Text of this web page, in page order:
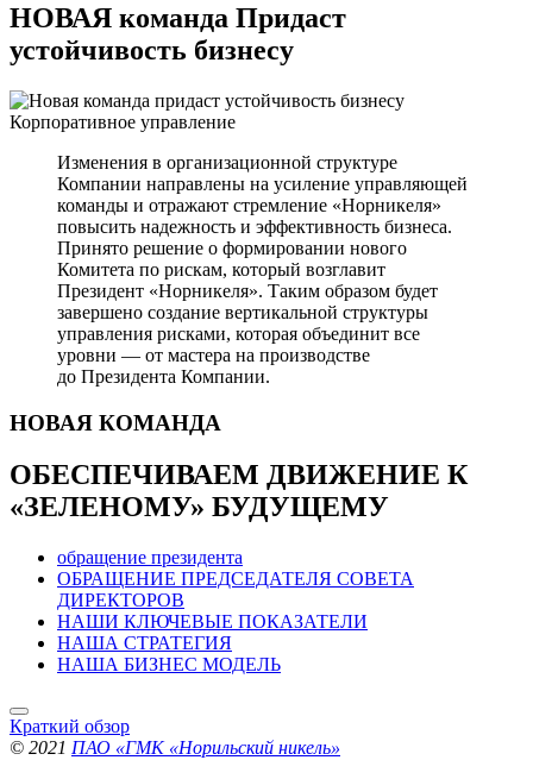
НОВАЯ команда Придаст
устойчивость бизнесу
Корпоративное управление
Изменения в организационной структуре
Компании направлены на усиление управляющей
команды и отражают стремление «Норникеля»
повысить надежность и эффективность бизнеса.
Принято решение о формировании нового
Комитета по рискам, который возглавит
Президент «Норникеля». Таким образом будет
завершено создание вертикальной структуры
управления рисками, которая объединит все
уровни — от мастера на производстве
до Президента Компании.
НОВАЯ КОМАНДА
ОБЕСПЕЧИВАЕМ ДВИЖЕНИЕ К
«ЗЕЛЕНОМУ» БУДУЩЕМУ
обращение президента
ОБРАЩЕНИЕ ПРЕДСЕДАТЕЛЯ СОВЕТА
ДИРЕКТОРОВ
НАШИ КЛЮЧЕВЫЕ ПОКАЗАТЕЛИ
НАША СТРАТЕГИЯ
НАША БИЗНЕС МОДЕЛЬ
Краткий обзор
© 2021 ПАО «ГМК «Норильский никель»